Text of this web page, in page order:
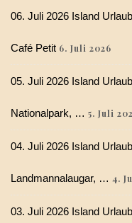
06. Juli 2026 Island
Café Petit 6. Juli 2026
05. Juli 2026 Island
Nationalpark, … 5. Juli
04. Juli 2026 Island
Landmannalaugar, … 4.
03. Juli 2026 Island